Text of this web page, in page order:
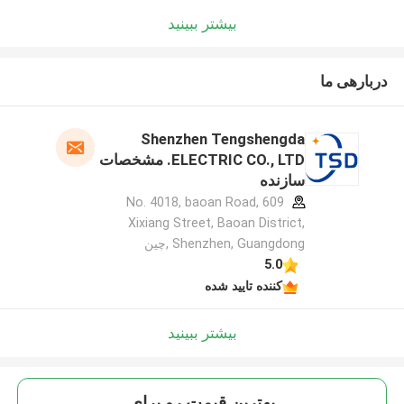
بیشتر ببینید
دربارهی ما
Shenzhen Tengshengda
ELECTRIC CO., LTD. مشخصات
سازنده
609 No. 4018, baoan Road,
Xixiang Street, Baoan District,
Shenzhen, Guangdong ,چین
5.0
کننده تایید شده
بیشتر ببینید